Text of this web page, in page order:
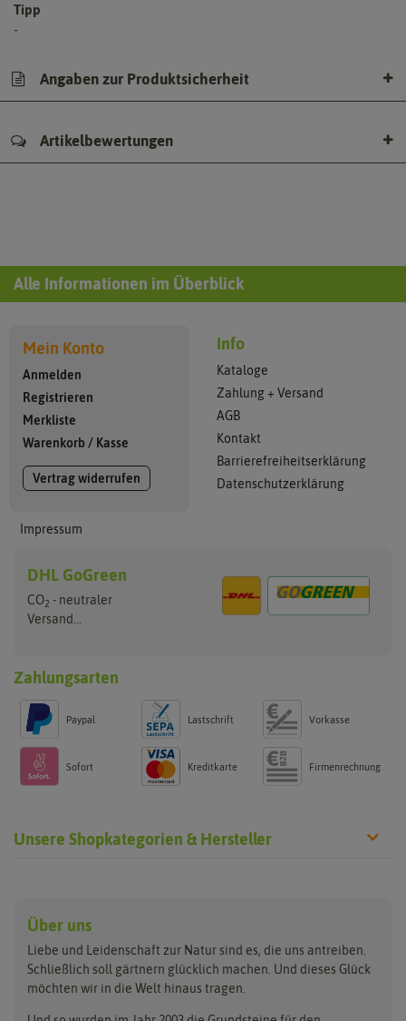
Tipp
-
Angaben zur Produktsicherheit
Artikelbewertungen
Alle Informationen im Überblick
Mein Konto
Anmelden
Registrieren
Merkliste
Warenkorb/ Kasse
Vertrag widerrufen
Impressum
Info
Kataloge
Zahlung + Versand
AGB
Kontakt
Barrierefreiheitserklärung
Datenschutzerklärung
DHL GoGreen
CO2 - neutraler
Versand...
Zahlungsarten
Paypal Lastschrift Vorkasse
Sofort Kreditkarte Firmenrechnung
Unsere Shopkategorien & Hersteller
Anzuchtschalen
Beleuchtung
Erdbeertürme
Keimsprossen
Saatgut für Werbezwecke
Benary
Buzzy Seeds
Clever Pots
FLORTUS
Greenline
Über uns
Liebe und Leidenschaft zur Natur sind es, die uns antreiben.
Schließlich soll gärtnern glücklich machen. Und dieses Glück
möchten wir in die Welt hinaus tragen.